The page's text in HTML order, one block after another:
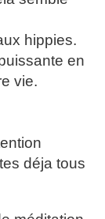
hippies.
en
vie.
déja tous